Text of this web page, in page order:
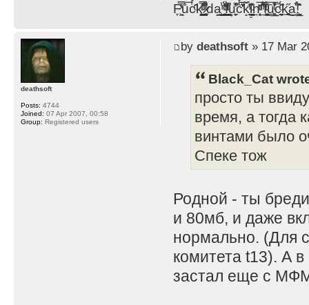
F̞͖̭̿̔ͯu̐̅cͬ̑ͩk̨̤̳͇̮̭̪̠̽̿̓̆ͭͩ ̷̩̰͎̩͓̘̾̀ͬ̊ͭ͛ͅda̝̺͙̬͎̝̾͟ ̰̜̝̯͉̯̖̓̎́ͨ̽ͫ͟f̟͇̭̀ͬͨͭ̐̚u̹̼̹̗̞͑̔͂͐̚cͭ̅̊̆̒̆ǩ̝̩̯́ͥ̔̍̑ḭ͓͍̳̬ͦ̽͂n͍͎͈̈̅ͩͬ ̊ͫ̂̾̑̈́f̲͚͉͓͗̋́ͧͦ̅ȗ͇̲̻͈̲̅̎͗͒ͭ͡c̬̟̠̹̯̈́ͩ͘ͅk̫̠̻̋͜a̲͒̾̇!͙͕̺͉̗̩̲̂̏̄̀
by deathsoft» 17 Mar
Black_Cat
просто ты
время, а тогда
винтами было
Спеке тож
Родной - ты
и 80мб, и даже
нормально. (Для
комитета t13). А
застал еще с
deathsoft
Posts: 4744
Joined: 07 Apr 2007, 00:58
Group: Registered users